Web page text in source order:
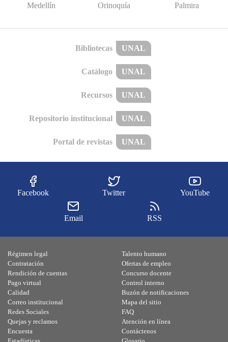
Medellín Orinoquía Palmira
Bibliotecas UNAL
Catálogo UNAL
Recursos UNAL
Repositorio institucional UNAL
Portal de revistas UNAL
Facebook Twitter YouTube
Email RSS
Régimen legal
Contratación
Rendición de cuentas
Pago virtual
Calidad
Talento humano
Ofertas de empleo
Concurso docente
Control interno
Buzón de notificaciones
Correo institucional
Redes Sociales
Quejas y reclamos
Encuesta
Mapa del sitio
FAQ
Atención en línea
Contáctenos